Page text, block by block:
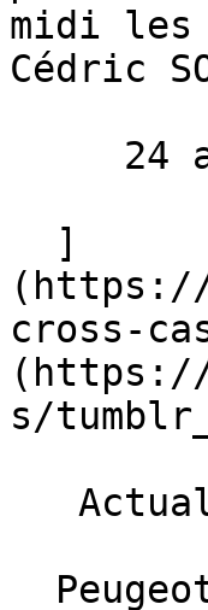
midi les
Cédric
(https://
cross-
(https://
s/